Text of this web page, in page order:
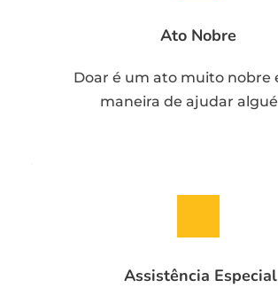
Ato Nobre
Doar é um ato muito nobre
maneira de ajudar
Assistência Especial